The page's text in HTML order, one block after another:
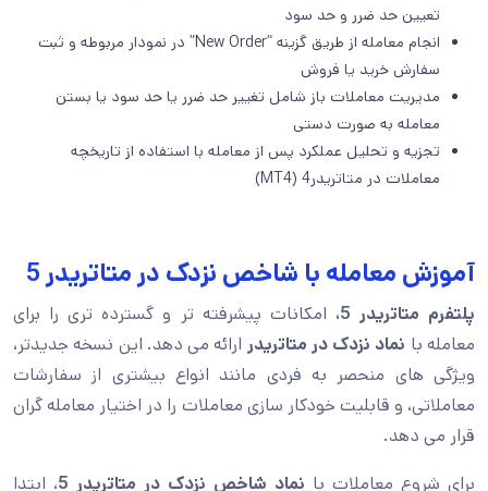
تعیین حد ضرر و حد سود
انجام معامله از طریق گزینه “New Order” در نمودار مربوطه و ثبت
سفارش خرید یا فروش
مدیریت معاملات باز شامل تغییر حد ضرر یا حد سود یا بستن
معامله به صورت دستی
تجزیه و تحلیل عملکرد پس از معامله با استفاده از تاریخچه
معاملات در متاتریدر4 (MT4)
آموزش معامله با شاخص نزدک در متاتریدر 5
پلتفرم متاتریدر 5،
امکانات پیشرفته تر و گسترده تری را برای
معامله با نماد نزدک در متاتریدر ارائه می دهد. این نسخه جدیدتر،
ویژگی های منحصر به فردی مانند انواع بیشتری از سفارشات
معاملاتی، و قابلیت خودکار سازی معاملات را در اختیار معامله گران
قرار می دهد.
برای شروع معاملات با نماد شاخص نزدک در متاتریدر 5
، ابتدا